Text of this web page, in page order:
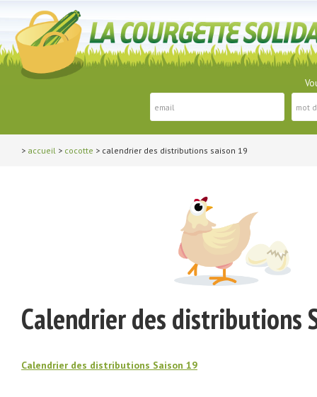
> accueil > cocotte > calendrier des distributions saison 19
Calendrier des distributions
Calendrier des distributions Saison 19